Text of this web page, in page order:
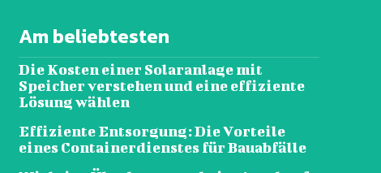
Am beliebtesten
Die Kosten einer Solaranlage mit
Speicher verstehen und eine effiziente
Lösung wählen
Effiziente Entsorgung: Die Vorteile
eines Containerdienstes für Bauabfälle